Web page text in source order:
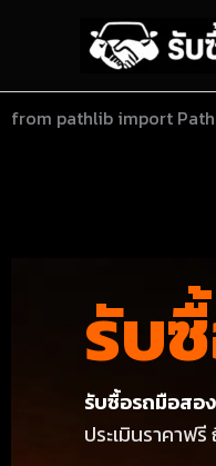
from pathlib import
รับ
รับซื้อรถมือสอง
ประเมินราคาฟ